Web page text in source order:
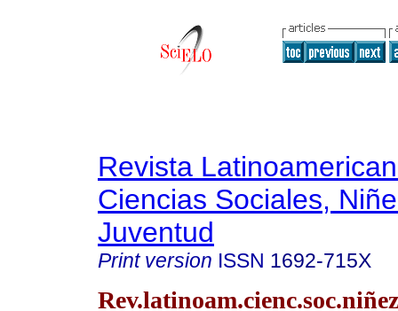
Revista
Ciencias Sociales,
Juventud
Print version ISSN 1692-715X
Rev.latinoam.cienc.soc.niñez